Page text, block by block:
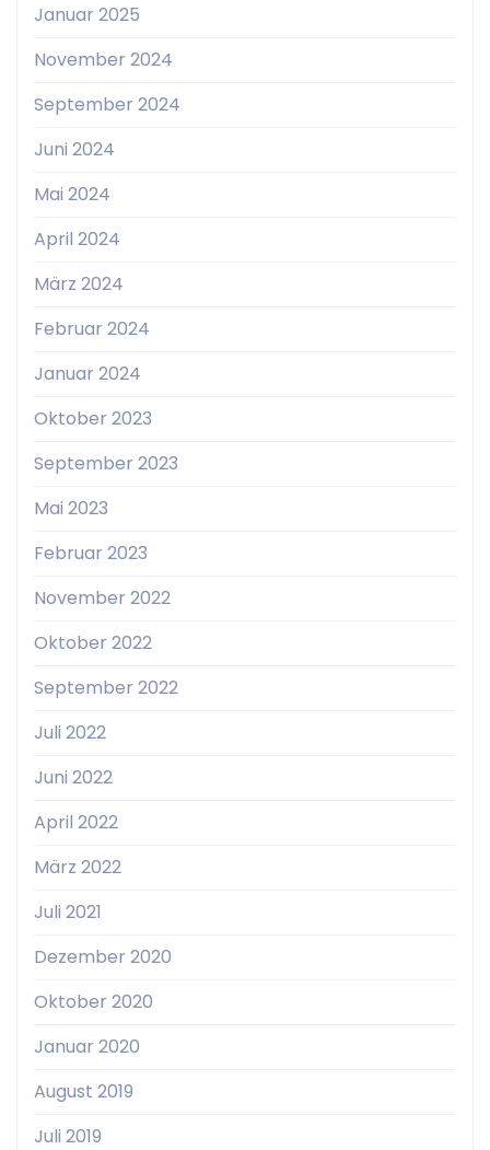
Januar 2025
November 2024
September 2024
Juni 2024
Mai 2024
April 2024
März 2024
Februar 2024
Januar 2024
Oktober 2023
September 2023
Mai 2023
Februar 2023
November 2022
Oktober 2022
September 2022
Juli 2022
Juni 2022
April 2022
März 2022
Juli 2021
Dezember 2020
Oktober 2020
Januar 2020
August 2019
Juli 2019